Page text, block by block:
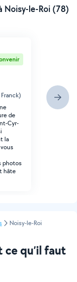
Noisy-le-Roi (78)
de
Cyr-
la
photos
hâte
Noisy-le-Roi
ce qu’il faut